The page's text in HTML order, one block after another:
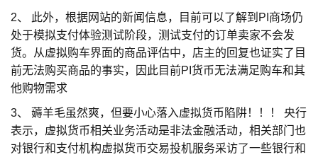
2、 此外，根据网站的新闻信息，目前可以了解到PI商场仍
处于模拟支付体验测试阶段，测试支付的订单卖家不会发
货。从虚拟购车界面的商品评估中，店主的回复也证实了目
前无法购买商品的事实，因此目前PI货币无法满足购车和其
他购物需求
3、 薅羊毛虽然爽，但要小心落入虚拟货币陷阱！！！ 央行
表示，虚拟货币相关业务活动是非法金融活动，相关部门也
对银行和支付机构虚拟货币交易投机服务采访了一些银行和